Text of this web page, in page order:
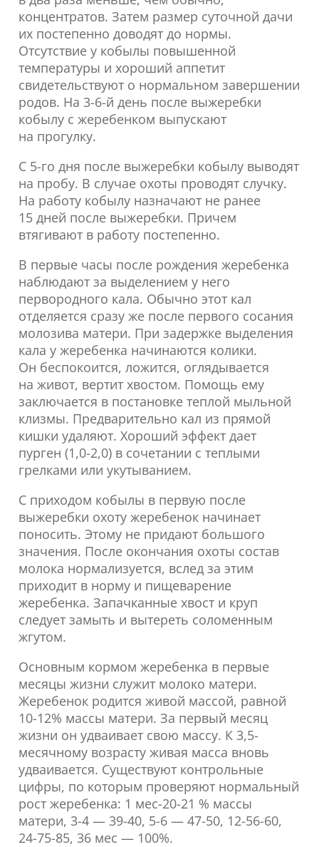
концентратов. Затем размер суточной дачи
их постепенно доводят до нормы.
Отсутствие у кобылы повышенной
температуры и хороший аппетит
свидетельствуют о нормальном завершении
родов. На 3-6-й день после выжеребки
кобылу с жеребенком выпускают
на прогулку.
С 5-го дня после выжеребки кобылу выводят
на пробу. В случае охоты проводят случку.
На работу кобылу назначают не ранее
15 дней после выжеребки. Причем
втягивают в работу постепенно.
В первые часы после рождения жеребенка
наблюдают за выделением у него
первородного кала. Обычно этот кал
отделяется сразу же после первого сосания
молозива матери. При задержке выделения
кала у жеребенка начинаются колики.
Он беспокоится, ложится, оглядывается
на живот, вертит хвостом. Помощь ему
заключается в постановке теплой мыльной
клизмы. Предварительно кал из прямой
кишки удаляют. Хороший эффект дает
пурген (1,0-2,0) в сочетании с теплыми
грелками или укутыванием.
С приходом кобылы в первую после
выжеребки охоту жеребенок начинает
поносить. Этому не придают большого
значения. После окончания охоты состав
молока нормализуется, вслед за этим
приходит в норму и пищеварение
жеребенка. Запачканные хвост и круп
следует замыть и вытереть соломенным
жгутом.
Основным кормом жеребенка в первые
месяцы жизни служит молоко матери.
Жеребенок родится живой массой, равной
10-12% массы матери. За первый месяц
жизни он удваивает свою массу. К 3,5-
месячному возрасту живая масса вновь
удваивается. Существуют контрольные
цифры, по которым проверяют нормальный
рост жеребенка: 1 мес-20-21 % массы
матери, 3-4 — 39-40, 5-6 — 47-50, 12-56-60,
24-75-85, 36 мес — 100%.